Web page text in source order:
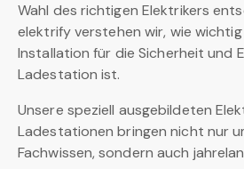
Wahl des richtigen Elektrikers
elektrify verstehen wir, wie
Installation für die Sicherheit und
Ladestation ist.
Unsere speziell ausgebildeten
Ladestationen bringen nicht nur
Fachwissen, sondern auch